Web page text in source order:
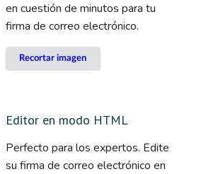
en cuestión de minutos para tu
firma de correo electrónico.
Recortar imagen
Editor en modo HTML
Perfecto para los expertos. Edite
su firma de correo electrónico en